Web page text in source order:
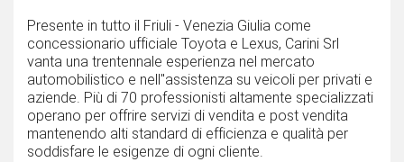
Presente in tutto il Friuli - Venezia Giulia come
concessionario ufficiale Toyota e Lexus, Carini Srl
vanta una trentennale esperienza nel mercato
automobilistico e nell''assistenza su veicoli per privati e
aziende. Più di 70 professionisti altamente specializzati
operano per offrire servizi di vendita e post vendita
mantenendo alti standard di efficienza e qualità per
soddisfare le esigenze di ogni cliente.